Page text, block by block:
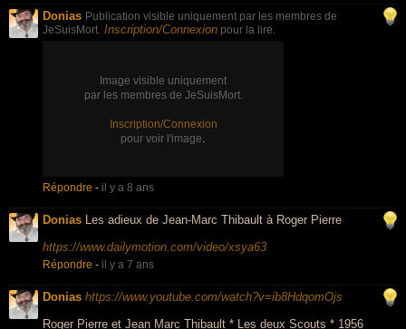
Donias Publication visible uniquement par les membres de
JeSuisMort. Inscription/Connexion pour la lire.
Image visible uniquement
par les membres de JeSuisMort.
Inscription/Connexion
pour voir l'image
Répondre - il y a 8 ans
Donias Les adieux de Jean-Marc Thibault à Roger Pierre
https://www.dailymotion.com/video/xsya63
Répondre - il y a 7 ans
Donias https://www.youtube.com/watch?v=ib8HdqomOjs
Roger Pierre et Jean Marc Thibault * Les deux Scouts * 1956